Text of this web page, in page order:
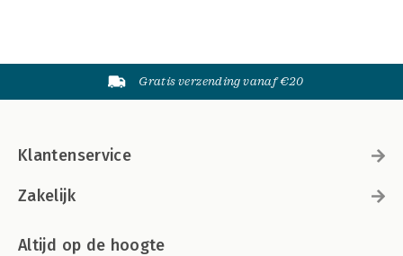
Gratis verzending vanaf €20
Klantenservice
Zakelijk
Altijd op de hoogte